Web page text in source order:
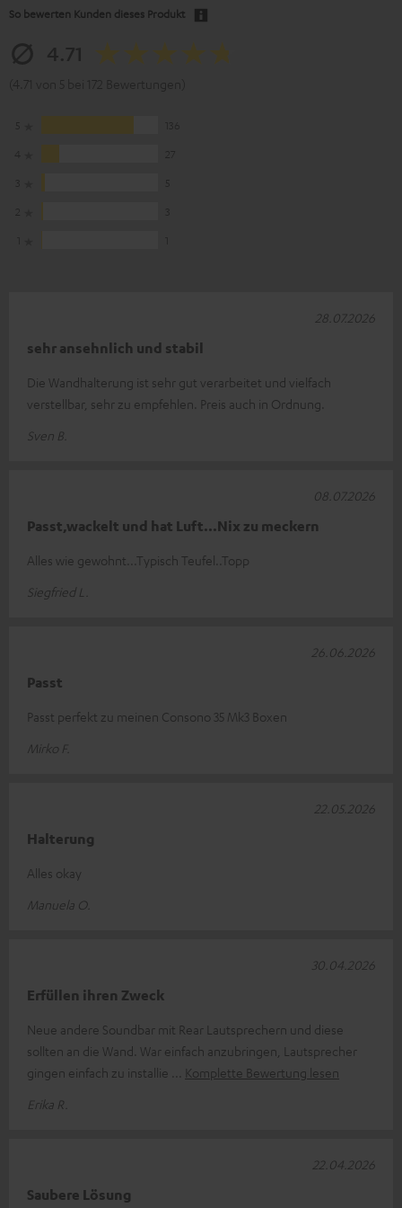
So bewerten Kunden dieses Produkt
sehr ansehnlich und stabil
Die Wandhalterung ist sehr gut verarbeitet und vielfach
verstellbar, sehr zu empfehlen. Preis auch in Ordnung.
Sven B.
28.07.2026
Passt,wackelt und hat Luft...Nix zu meckern
Alles wie gewohnt...Typisch Teufel..Topp
Siegfried L.
08.07.2026
Passt
Passt perfekt zu meinen Consono 35 Mk3 Boxen
Mirko F.
26.06.2026
Halterung
Alles okay
Manuela O.
22.05.2026
Erfüllen ihren Zweck
Neue andere Soundbar mit Rear Lautsprechern und diese
sollten an die Wand. War einfach anzubringen, Lautsprecher
gingen einfach zu installie
Komplette Bewertung lesen
Erika R.
30.04.2026
Saubere Lösung
22.04.2026